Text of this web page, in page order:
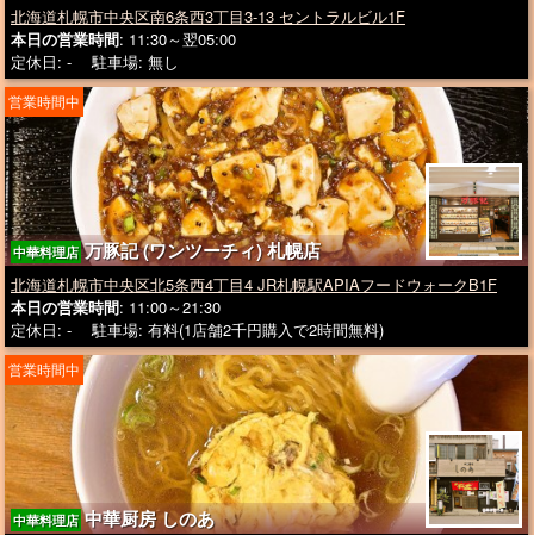
北海道札幌市中央区南6条西3丁目3-13 セントラルビル1F
本日の営業時間: 11:30～翌05:00
定休日: - 駐車場: 無し
中華料理店 万豚記 (ワンツーチィ) 札幌店
営業時間中
北海道札幌市中央区北5条西4丁目4 JR札幌駅APIAフードウォークB1F
本日の営業時間: 11:00～21:30
定休日: - 駐車場: 有料(1店舗2千円購入で2時間無料)
中華料理店 中華厨房 しのあ
営業時間中